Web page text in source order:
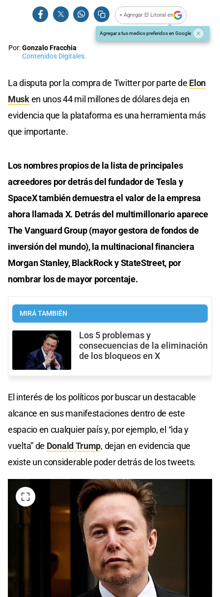
+ Agregar El Litoral en
Agregar a tus medios preferidos en Google
Por:Gonzalo Fracchia
Contenidos Digitales.
La disputa por la compra de Twitter por parte de Elon
Musken unos 44 mil millones de dólares deja en
evidencia que la plataforma es una herramienta más
que importante.
Los nombres propios de la lista de principales
acreedores por detrás del fundador de Tesla y
SpaceX también demuestra el valor de la empresa
ahora llamada X. Detrás del multimillonario aparece
The Vanguard Group (mayor gestora de fondos de
inversión del mundo), la multinacional financiera
Morgan Stanley, BlackRock y StateStreet, por
nombrar los de mayor porcentaje.
MIRÁ TAMBIÉN
Los 5 problemas y
consecuencias de la eliminación
de los bloqueos en X
El interés de los políticos por buscar un destacable
alcance en sus manifestaciones dentro de este
espacio en cualquier país y, por ejemplo, el “ida y
vuelta” de Donald Trump, dejan en evidencia que
existe un considerable poder detrás de los tweets.